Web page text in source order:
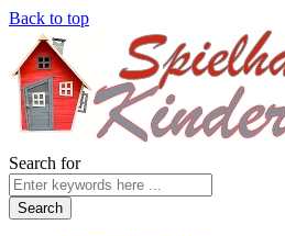
Back to top
Search for